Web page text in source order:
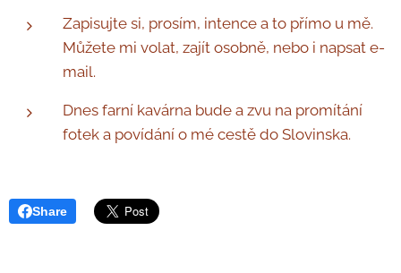
Zapisujte si, prosím, intence a to přímo u mě.
Můžete mi volat, zajít osobně, nebo i napsat e-
mail.
Dnes farní kavárna bude a zvu na promítání
fotek a povídání o mé cestě do Slovinska.
Share